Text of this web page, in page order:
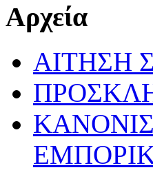
Αρχεία
ΑΙΤΗΣΗ